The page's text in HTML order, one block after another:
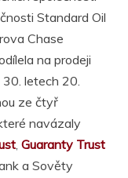
Standard Oil
Chase
na prodeji
30. letech 20.
ze čtyř
navázaly
, Guaranty Trust
a Sověty